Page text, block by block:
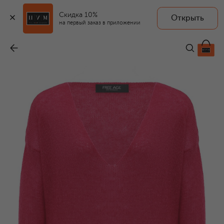
Скидка 10%
на первый заказ в приложении
Открыть
25 200 ₽